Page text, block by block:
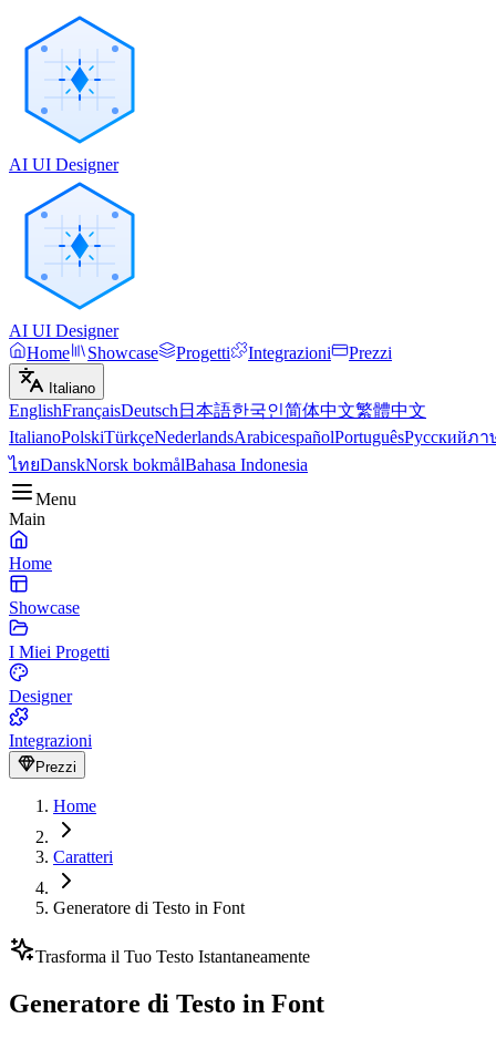
AI UI Designer
AI UI Designer
Home
Showcase Progetti Integrazioni Prezzi
Italiano
EnglishFrançaisDeutsch 日本語한국인简体中文繁體中文
ItalianoPolskiTürkçeNederlandsArabicespañolPortuguêsРусскийภา
ไทยDanskNorsk bokmålBahasa Indonesia
Menu
Main
Home
Showcase
I Miei Progetti
Designer
Integrazioni
Prezzi
Home
Caratteri
Generatore di Testo in Font
Trasforma il Tuo Testo Istantaneamente
Generatore di Testo in Font